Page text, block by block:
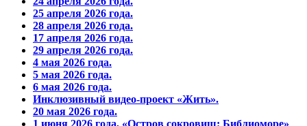
25 апреля 2026 года.
28 апреля 2026 года.
17 апреля 2026 года.
29 апреля 2026 года.
4 мая 2026 года.
5 мая 2026 года.
6 мая 2026 года.
Инклюзивный видео-проект «Жить».
20 мая 2026 года.
1 июня 2026 года, «Остров сокровищ: Библиоморе»